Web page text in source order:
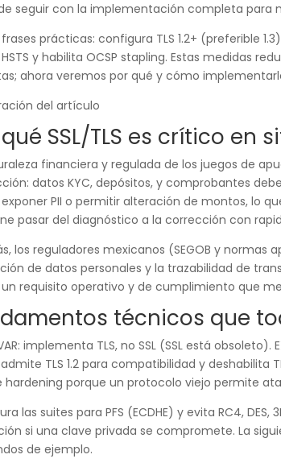
seguir con la implementación completa para
frases prácticas: configura TLS 1.2+ (preferible
y habilita OCSP stapling. Estas medidas
ahora veremos por qué y cómo
SSL/TLS es crítico en
financiera y regulada de los juegos de
datos KYC, depósitos, y comprobantes
PII o permitir alteración de montos, lo
pasar del diagnóstico a la corrección con
los reguladores mexicanos (SEGOB y normas
de datos personales y la trazabilidad de
un requisito operativo y de cumplimiento que
técnicos que
implementa TLS, no SSL (SSL está
TLS 1.2 para compatibilidad y deshabilita
hardening porque un protocolo viejo permite
las suites para PFS (ECDHE) y evita RC4,
si una clave privada se compromete. La
de ejemplo.